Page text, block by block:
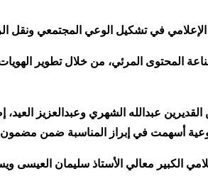
الإعلامي في تشكيل الوعي المجتمعي ونقل
المحتوى المرئي، من خلال تطوير
عبدالله الشهري وعبدالعزيز
أسهمت في إبراز المناسبة ضمن
الكبير معالي الأستاذ سليمان العيسى